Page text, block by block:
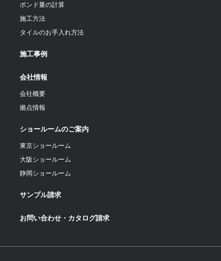
ポンド量の計算
施工方法
タイルのお手入れ方法
施工事例
会社情報
会社概要
拠点情報
ショールームのご案内
東京ショールーム
大阪ショールーム
静岡ショールーム
サンプル請求
お問い合わせ・カタログ請求